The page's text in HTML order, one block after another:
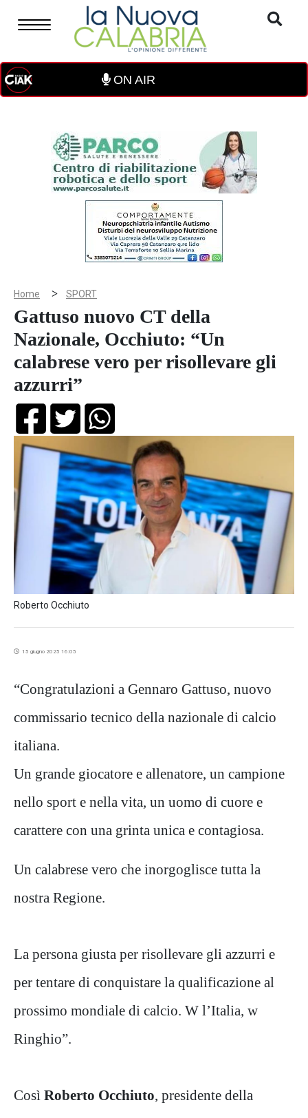
ON AIR
Home > SPORT
Gattuso nuovo CT della
Nazionale, Occhiuto: “Un
calabrese vero per risollevare gli
azzurri”
Roberto Occhiuto
15 giugno 2025 16:05
“Congratulazioni a Gennaro Gattuso, nuovo
commissario tecnico della nazionale di calcio
italiana.
Un grande giocatore e allenatore, un campione
nello sport e nella vita, un uomo di cuore e
carattere con una grinta unica e contagiosa.
Un calabrese vero che inorgoglisce tutta la
nostra Regione.
La persona giusta per risollevare gli azzurri e
per tentare di conquistare la qualificazione al
prossimo mondiale di calcio. W l’Italia, w
Ringhio”.
Così Roberto Occhiuto, presidente della